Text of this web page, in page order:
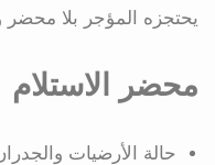
يحتجزه المؤجر بلا محضر
محضر الاستلام
حالة الأرضيات